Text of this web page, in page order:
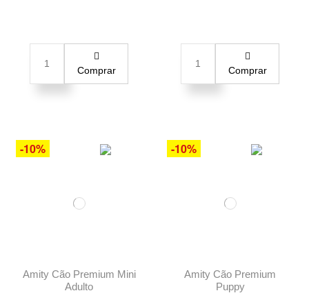
Comprar Comprar
-10%
Amity Cão Premium Mini
Adulto
-10%
Amity Cão Premium
Puppy